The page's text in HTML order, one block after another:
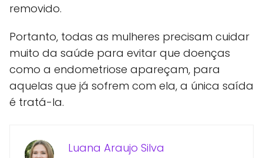
removido.
Portanto, todas as mulheres precisam cuidar
muito da saúde para evitar que doenças
como a endometriose apareçam, para
aquelas que já sofrem com ela, a única saída
é tratá-la.
Luana Araujo Silva